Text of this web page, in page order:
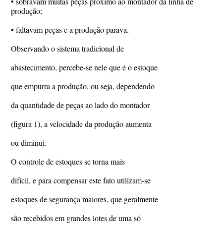
produção;
• faltavam peças e a produção parava.
Observando o sistema tradicional de
abastecimento, percebe-se nele que é o estoque
que empurra a produção, ou seja, dependendo
da quantidade de peças ao lado do montador
(figura 1), a velocidade da produção aumenta
ou diminui.
O controle de estoques se torna mais
difícil, e para compensar este fato utilizam-se
estoques de segurança maiores, que geralmente
são recebidos em grandes lotes de uma só